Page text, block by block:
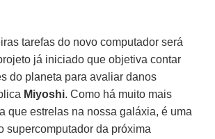
tarefas do novo computador será
já iniciado que objetiva contar
do planeta para avaliar danos
Miyoshi. Como há muito mais
que estrelas na nossa galáxia, é uma
supercomputador da próxima